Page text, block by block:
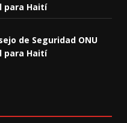
para Haití
de Seguridad ONU
para Haití